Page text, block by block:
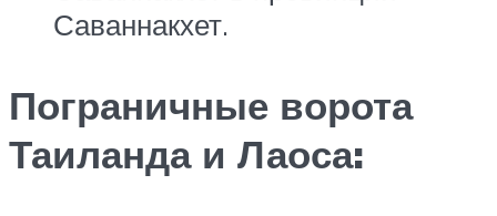
Саваннакхет.
Пограничные ворота
Таиланда и Лаоса: